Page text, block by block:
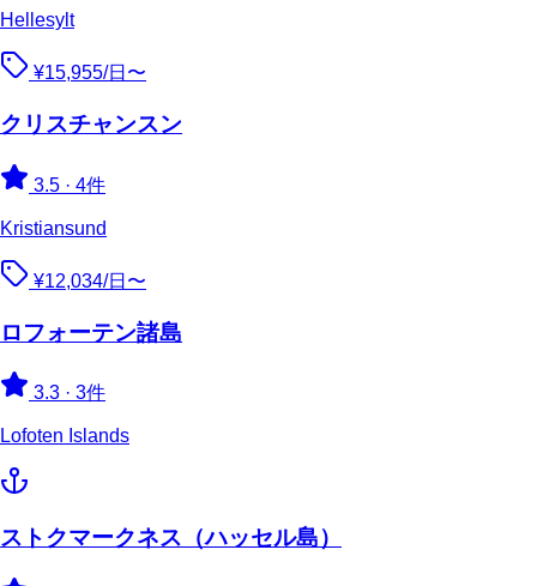
Hellesylt
¥15,955/日〜
クリスチャンスン
3.5 · 4件
Kristiansund
¥12,034/日〜
ロフォーテン諸島
3.3 · 3件
Lofoten Islands
ストクマークネス（ハッセル島）